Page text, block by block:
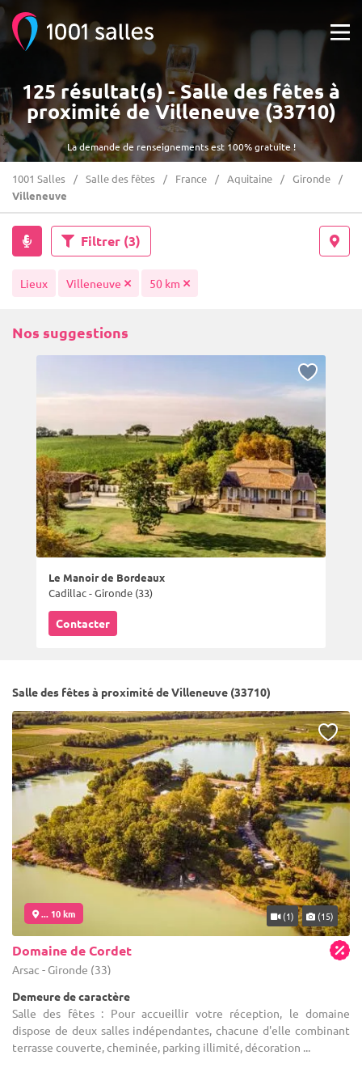
La demande de renseignements est 100% gratuite !
125 résultat(s) - Salle des fêtes à
proximité de Villeneuve (33710)
1001 Salles Salle des fêtes France Aquitaine
Gironde
Villeneuve
Filtrer (3)
Lieux Villeneuve 50 km
Nos suggestions
Le Manoir de Bordeaux
Cadillac - Gironde (33)
Contacter
Salle des fêtes à proximité de Villeneuve (33710)
... 10 km (1) (15)
Domaine de Cordet
Arsac - Gironde (33)
Demeure de caractère
Salle des fêtes : Pour accueillir votre réception, le domaine
dispose de deux salles indépendantes, chacune d'elle combinant
terrasse couverte, cheminée, parking illimité, décoration ...